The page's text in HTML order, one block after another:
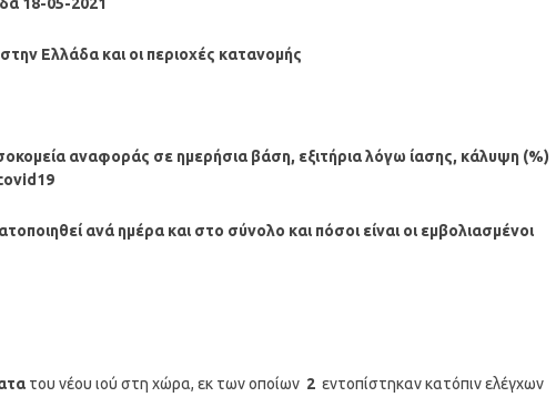
18-05-2021
Ελλάδα και οι περιοχές κατανομής
αναφοράς σε ημερήσια βάση, εξιτήρια λόγω ίασης, κάλυψη (%)
ανά ημέρα και στο σύνολο και πόσοι είναι οι εμβολιασμένοι
του νέου ιού στη χώρα, εκ των οποίων 2 εντοπίστηκαν κατόπιν ελέγχων